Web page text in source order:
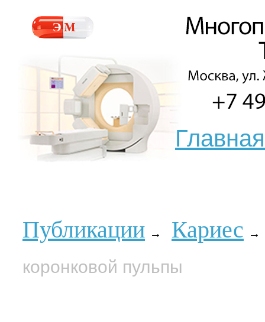
Главная
Публикации → Кариес →
коронковой пульпы